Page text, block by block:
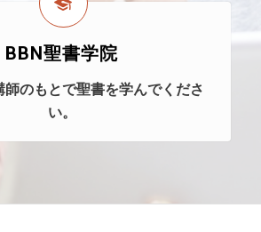
BBN聖書学院
のもとで聖書を学んでくださ
い。